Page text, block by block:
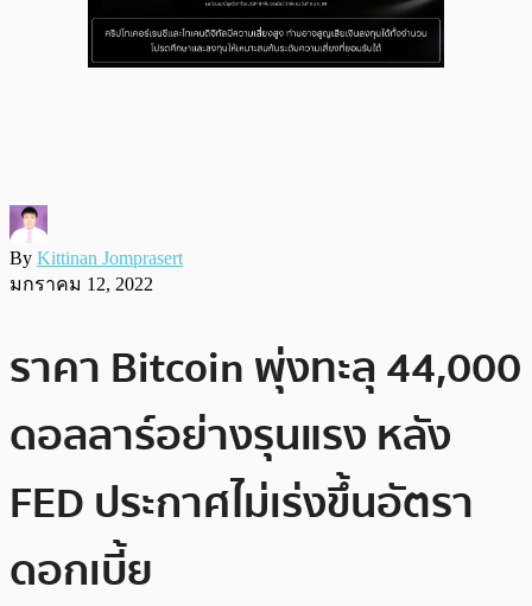
By Kittinan Jomprasert
มกราคม 12, 2022
ราคา Bitcoin พุ่งทะลุ 44,000
ดอลลาร์อย่างรุนแรง หลัง
FED ประกาศไม่เร่งขึ้นอัตรา
ดอกเบี้ย